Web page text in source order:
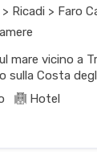
Ricadi > Faro
mare vicino a
sulla Costa
Hotel